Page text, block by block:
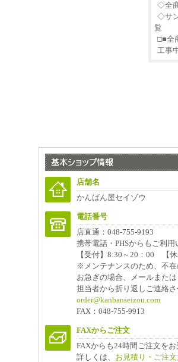
◇全
◇サ
覧
□■全
工事
店舗名
かんばん屋セイゾウ
電話番号
店直通：048-755-9193
携帯電話・PHSからもご利用
【受付】8:30～20：00 【
※メンテナンスのため、不在
お急ぎの場合、メールまた
担当者から折り返しご連絡さ
order@kanbanseizou.com
FAX：048-755-9913
FAXからご注文
FAXからも24時間ご注文をお
詳しくは、 お見積り・ご注